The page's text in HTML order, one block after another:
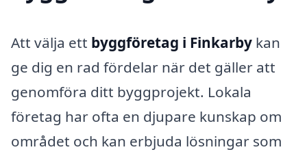
Att välja ett byggföretag i Finkarby kan
ge dig en rad fördelar när det gäller att
genomföra ditt byggprojekt. Lokala
företag har ofta en djupare kunskap om
området och kan erbjuda lösningar som